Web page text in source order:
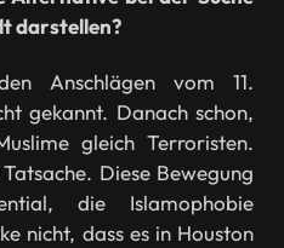
darstellen?
Anschlägen vom 11.
gekannt. Danach schon,
gleich Terroristen.
Diese Bewegung
die Islamophobie
nicht, dass es in Houston